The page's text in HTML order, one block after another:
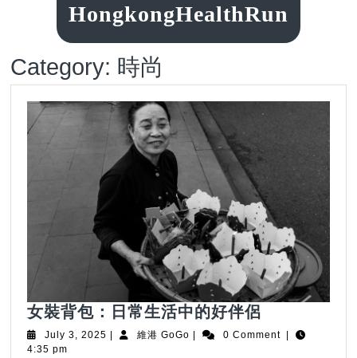
HongkongHealthRun
Category: 時尚
女裝背包：日常生活中的好伴侶
裝
July 3, 2025 July
維港 GoGo 維
0 Comment
4:35 pm